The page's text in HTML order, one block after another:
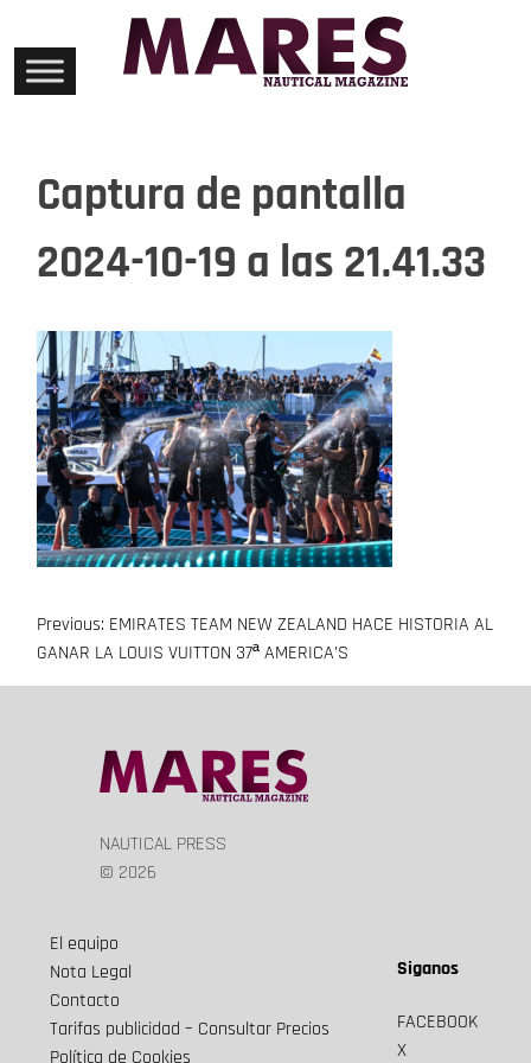
content
Captura de pantalla
2024-10-19 a las 21.41.33
Navegación
Previous: EMIRATES TEAM NEW ZEALAND HACE HISTORIA AL
GANAR LA LOUIS VUITTON 37ª AMERICA’S
NAUTICAL PRESS
© 2026
El equipo
Nota Legal
Contacto
Tarifas publicidad – Consultar Precios
Política de Cookies
Siganos
FACEBOOK
X